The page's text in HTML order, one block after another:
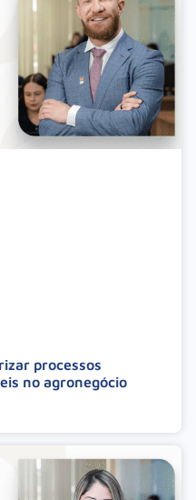
processos
no agronegócio